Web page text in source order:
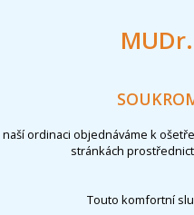
naší ordinaci objednáváme k
stránkách
Touto komfortní